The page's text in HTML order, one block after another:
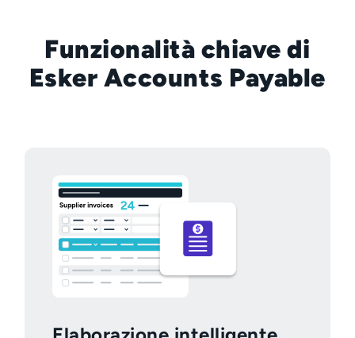
Funzionalità chiave di
Esker Accounts Payable